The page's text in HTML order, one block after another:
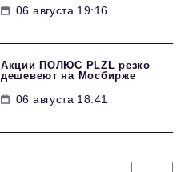
06 августа 19:16
Акции ПОЛЮС PLZL резко
дешевеют на Мосбирже
06 августа 18:41